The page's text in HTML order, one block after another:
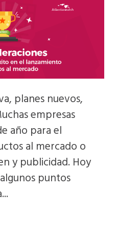
planes nuevos,
empresas
año para el
al mercado o
y publicidad. Hoy
puntos